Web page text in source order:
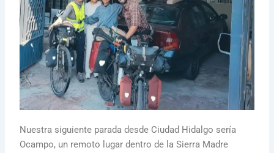
Nuestra siguiente parada desde Ciudad Hidalgo sería
Ocampo, un remoto lugar dentro de la Sierra Madre